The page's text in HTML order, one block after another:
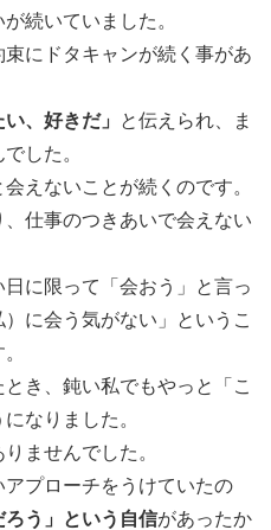
続いていました。
にドタキャンが続く事があ
い、好きだ」
と伝えられ、ま
した。
えないことが続くのです。
仕事のつきあいで会えない
に限って「会おう」と言っ
に会う気がない」というこ
き、鈍い私でもやっと「こ
なりました。
ませんでした。
プローチをうけていたの
ろう」という自信があったか